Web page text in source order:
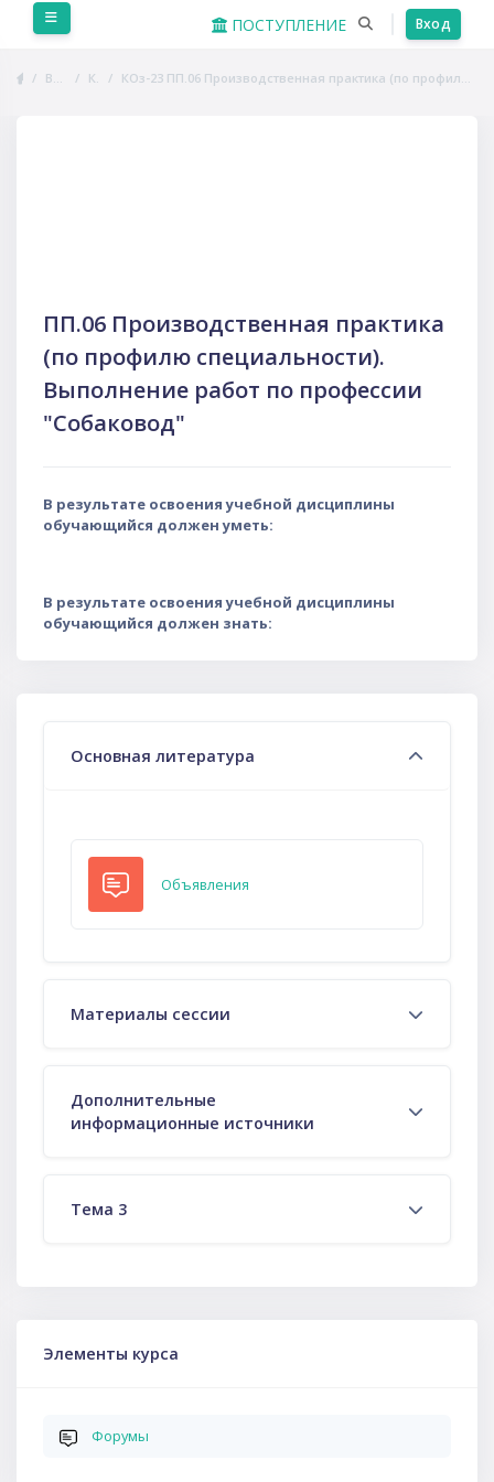
Перейти к основному содержанию
ПОСТУПЛЕНИЕ Вход
В начало Курсы КОз-23 ПП.06 Производственная практика (по профилю специальности). Выполнение работ по профессии "Собаковод"
ПП.06 Производственная практика
(по профилю специальности).
Выполнение работ по профессии
"Собаковод"
В результате освоения учебной дисциплины
обучающийся должен уметь:
В результате освоения учебной дисциплины
обучающийся должен знать:
Основная литература
Объявления
Материалы сессии
Дополнительные
информационные источники
Тема 3
Элементы курса
Форумы